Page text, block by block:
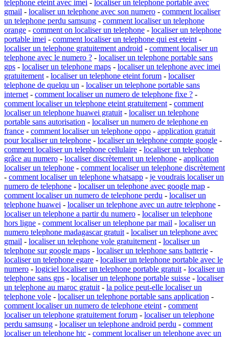
telephone eteint avec imei - localiser un telephone portable avec
gmail - localiser un telephone avec son numero - comment localiser
un telephone perdu samsung - comment localiser un telephone
orange - comment on localiser un telephone - localiser un telephone
portable imei - comment localiser un telephone qui est eteint -
localiser un telephone gratuitement android - comment localiser un
telephone avec le numero ? - localiser un telephone portable sans
gps - localiser un telephone maps - localiser un telephone avec imei
gratuitement - localiser un telephone eteint forum - localiser
telephone de quelqu un - localiser un telephone portable sans
internet - comment localiser un numero de telephone fixe ? -
comment localiser un telephone eteint gratuitement - comment
localiser un telephone huawei gratuit - localiser un telephone
portable sans autorisation - localiser un numero de telephone en
france - comment localiser un telephone oppo - application gratuit
pour localiser un telephone - localiser un telephone compte google -
comment localiser un telephone cellulaire - localiser un telephone
grâce au numero - localiser discrètement un telephone - application
localiser un telephone - comment localiser un telephone discrètement
- comment localiser un telephone whatsapp - je voudrais localiser un
numero de telephone - localiser un telephone avec google map -
comment localiser un numero de telephone perdu - localiser un
telephone huawei - localiser un telephone avec un autre telephone -
localiser un telephone a partir du numero - localiser un telephone
hors ligne - comment localiser un telephone par mail - localiser un
numero telephone madagascar gratuit - localiser un telephone avec
gmail - localiser un telephone vole gratuitement - localiser un
telephone sur google maps - localiser un telephone sans batterie -
localiser un telephone egare - localiser un telephone portable avec le
numero - logiciel localiser un telephone portable gratuit - localiser un
telephone sans gps - localiser un telephone portable suisse - localiser
un telephone au maroc gratuit - la police peut-elle localiser un
telephone vole - localiser un telephone portable sans application -
comment localiser un numero de telephone eteint - comment
localiser un telephone gratuitement forum - localiser un telephone
perdu samsung - localiser un telephone android perdu - comment
localiser un telephone htc - comment localiser un telephone avec un